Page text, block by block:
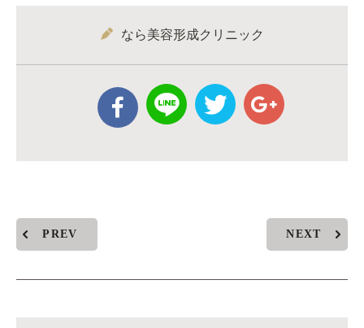
なら美容形成クリニック
PREV NEXT